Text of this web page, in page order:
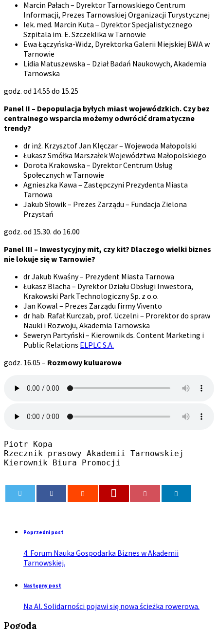
Marcin Pałach – Dyrektor Tarnowskiego Centrum
Informacji, Prezes Tarnowskiej Organizacji Turystycznej
lek. med. Marcin Kuta – Dyrektor Specjalistycznego
Szpitala im. E. Szczeklika w Tarnowie
Ewa Łączyńska-Widz, Dyrektorka Galerii Miejskiej BWA w
Tarnowie
Lidia Matuszewska – Dział Badań Naukowych, Akademia
Tarnowska
godz. od 14.55 do 15.25
Panel II – Depopulacja byłych miast wojewódzkich. Czy bez
centralnego wsparcia możemy odwrócić dramatyczne
trendy?
dr inż. Krzysztof Jan Klęczar – Wojewoda Małopolski
Łukasz Smółka Marszałek Województwa Małopolskiego
Dorota Krakowska – Dyrektor Centrum Usług
Społecznych w Tarnowie
Agnieszka Kawa – Zastępczyni Prezydenta Miasta
Tarnowa
Jakub Słowik – Prezes Zarządu – Fundacja Zielona
Przystań
godz. od 15.30. do 16.00
Panel III – Inwestycyjny mit, czy kit? Dlaczego wielki biznes
nie lokuje się w Tarnowie?
dr Jakub Kwaśny – Prezydent Miasta Tarnowa
Łukasz Blacha – Dyrektor Działu Obsługi Inwestora,
Krakowski Park Technologiczny Sp. z o.o.
Jan Kowal – Prezes Zarządu firmy Vivento
dr hab. Rafał Kurczab, prof. Uczelni – Prorektor do spraw
Nauki i Rozwoju, Akademia Tarnowska
Seweryn Partyński – Kierownik ds. Content Marketing i
Public Relations ELPLC S.A.
godz. 16.05 – Rozmowy kuluarowe
Piotr Kopa
Rzecznik prasowy Akademii Tarnowskiej
Kierownik Biura Promocji
Poprzedni post
4. Forum Nauka Gospodarka Biznes w Akademii
Tarnowskiej.
Następny post
Na Al. Solidarności pojawi się nowa ścieżka rowerowa.
Pogoda